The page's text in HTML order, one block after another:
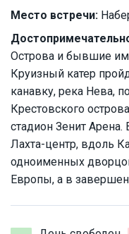
Место встречи:
Острова и бывшие
Круизный катер
канавку, река Нева,
Крестовского
стадион Зенит
Лахта-центр, вдоль
одноименных
Европы, а в